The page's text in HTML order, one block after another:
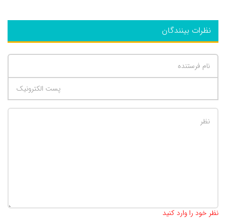
نظرات بینندگان
نظر خود را وارد کنید